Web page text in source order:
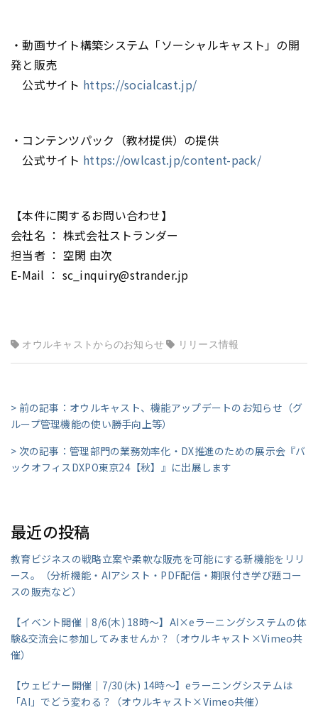
・動画サイト構築システム「ソーシャルキャスト」の開
発と販売
公式サイト https://socialcast.jp/
・コンテンツパック（教材提供）の提供
公式サイト https://owlcast.jp/content-pack/
【本件に関するお問い合わせ】
会社名 ： 株式会社ストランダー
担当者 ： 空閑 由次
E-Mail ： sc_inquiry@strander.jp
オウルキャストからのお知らせ リリース情報
> 前の記事：オウルキャスト、機能アップデートのお知らせ（グ
ループ管理機能の使い勝手向上等）
> 次の記事：管理部門の業務効率化・DX推進のための展示会『バ
ックオフィスDXPO東京24【秋】』に出展します
最近の投稿
教育ビジネスの戦略立案や柔軟な販売を可能にする新機能をリリ
ース。（分析機能・AIアシスト・PDF配信・期限付き学び題コー
スの販売など）
【イベント開催｜8/6(木) 18時～】AI×eラーニングシステムの体
験&交流会に参加してみませんか？（オウルキャスト×Vimeo共
催）
【ウェビナー開催｜7/30(木) 14時～】eラーニングシステムは
「AI」でどう変わる？（オウルキャスト×Vimeo共催）